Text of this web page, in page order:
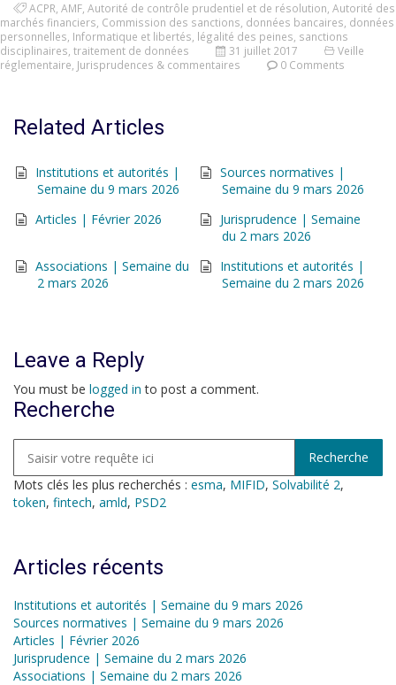
ACPR AMF Autorité de contrôle prudentiel et de résolution Autorité des
marchés financiers Commission des sanctions données bancaires données
personnelles Informatique et libertés légalité des peines sanctions
disciplinaires traitement de données 31 juillet 2017
Veille
réglementaire Jurisprudences & commentaires 0 Comments
Related Articles
Institutions et autorités |
Semaine du 9 mars 2026
Sources normatives |
Semaine du 9 mars 2026
Articles | Février 2026
Jurisprudence | Semaine
du 2 mars 2026
Associations | Semaine du
2 mars 2026
Institutions et autorités |
Semaine du 2 mars 2026
Leave a Reply
You must be logged in to post a comment.
Recherche
Mots clés les plus recherchés : esma, MIFID, Solvabilité 2,
token, fintech, amld, PSD2
Articles récents
Institutions et autorités | Semaine du 9 mars 2026
Sources normatives | Semaine du 9 mars 2026
Articles | Février 2026
Jurisprudence | Semaine du 2 mars 2026
Associations | Semaine du 2 mars 2026